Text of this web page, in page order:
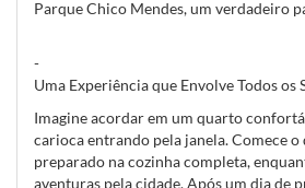
Parque Chico Mendes, um verdadeiro
-
Uma Experiência que Envolve Todos os
Imagine acordar em um quarto
carioca entrando pela janela. Comece o
preparado na cozinha completa,
aventuras pela cidade. Após um dia de